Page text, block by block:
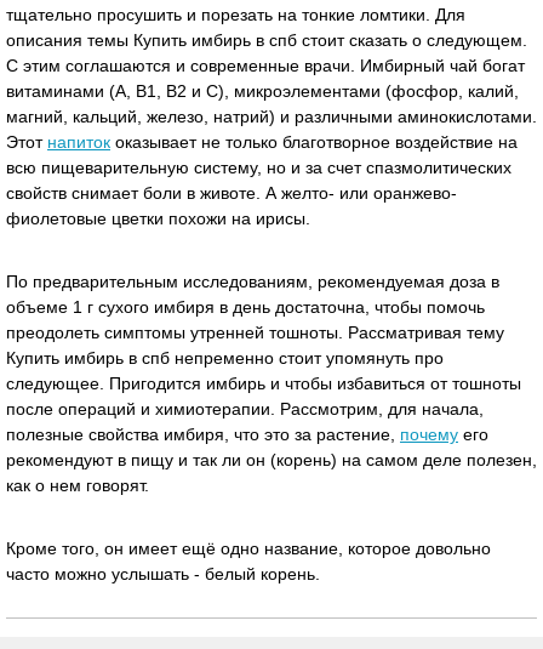
тщательно просушить и порезать на тонкие ломтики. Для
описания темы Купить имбирь в спб стоит сказать о следующем.
С этим соглашаются и современные врачи. Имбирный чай богат
витаминами (А, В1, В2 и С), микроэлементами (фосфор, калий,
магний, кальций, железо, натрий) и различными аминокислотами.
Этот напиток оказывает не только благотворное воздействие на
всю пищеварительную систему, но и за счет спазмолитических
свойств снимает боли в животе. А желто- или оранжево-
фиолетовые цветки похожи на ирисы.
По предварительным исследованиям, рекомендуемая доза в
объеме 1 г сухого имбиря в день достаточна, чтобы помочь
преодолеть симптомы утренней тошноты. Рассматривая тему
Купить имбирь в спб непременно стоит упомянуть про
следующее. Пригодится имбирь и чтобы избавиться от тошноты
после операций и химиотерапии. Рассмотрим, для начала,
полезные свойства имбиря, что это за растение, почему его
рекомендуют в пищу и так ли он (корень) на самом деле полезен,
как о нем говорят.
Кроме того, он имеет ещё одно название, которое довольно
часто можно услышать - белый корень.